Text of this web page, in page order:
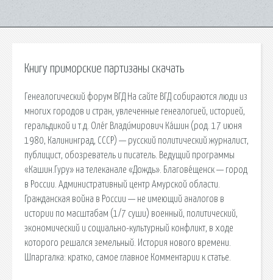
Книгу приморские партизаны скачать
Генеалогический форум ВГД На сайте ВГД собираются люди из
многих городов и стран, увлеченные генеалогией, историей,
геральдикой и т.д. Оле́г Влади́мирович Ка́шин (род. 17 июня
1980, Калининград, СССР) — русский политический журналист,
публицист, обозреватель и писатель. Ведущий программы
«Кашин.Гуру» на телеканале «Дождь». Благове́щенск — город
в России. Административный центр Амурской области.
Гражданская война в России — не имеющий аналогов в
истории по масштабам (1/7 суши) военный, политический,
экономический и социально-культурный конфликт, в ходе
которого решался земельный. История нового времени.
Шпаргалка: кратко, самое главное Комментарии к статье.